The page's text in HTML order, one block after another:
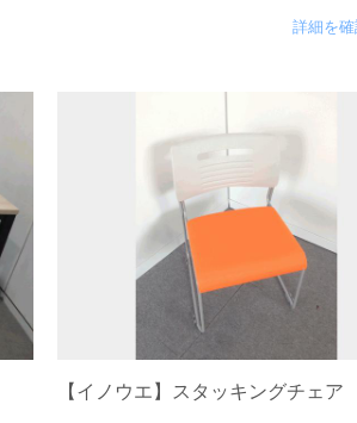
詳細を
【イノウエ】スタッキングチェア